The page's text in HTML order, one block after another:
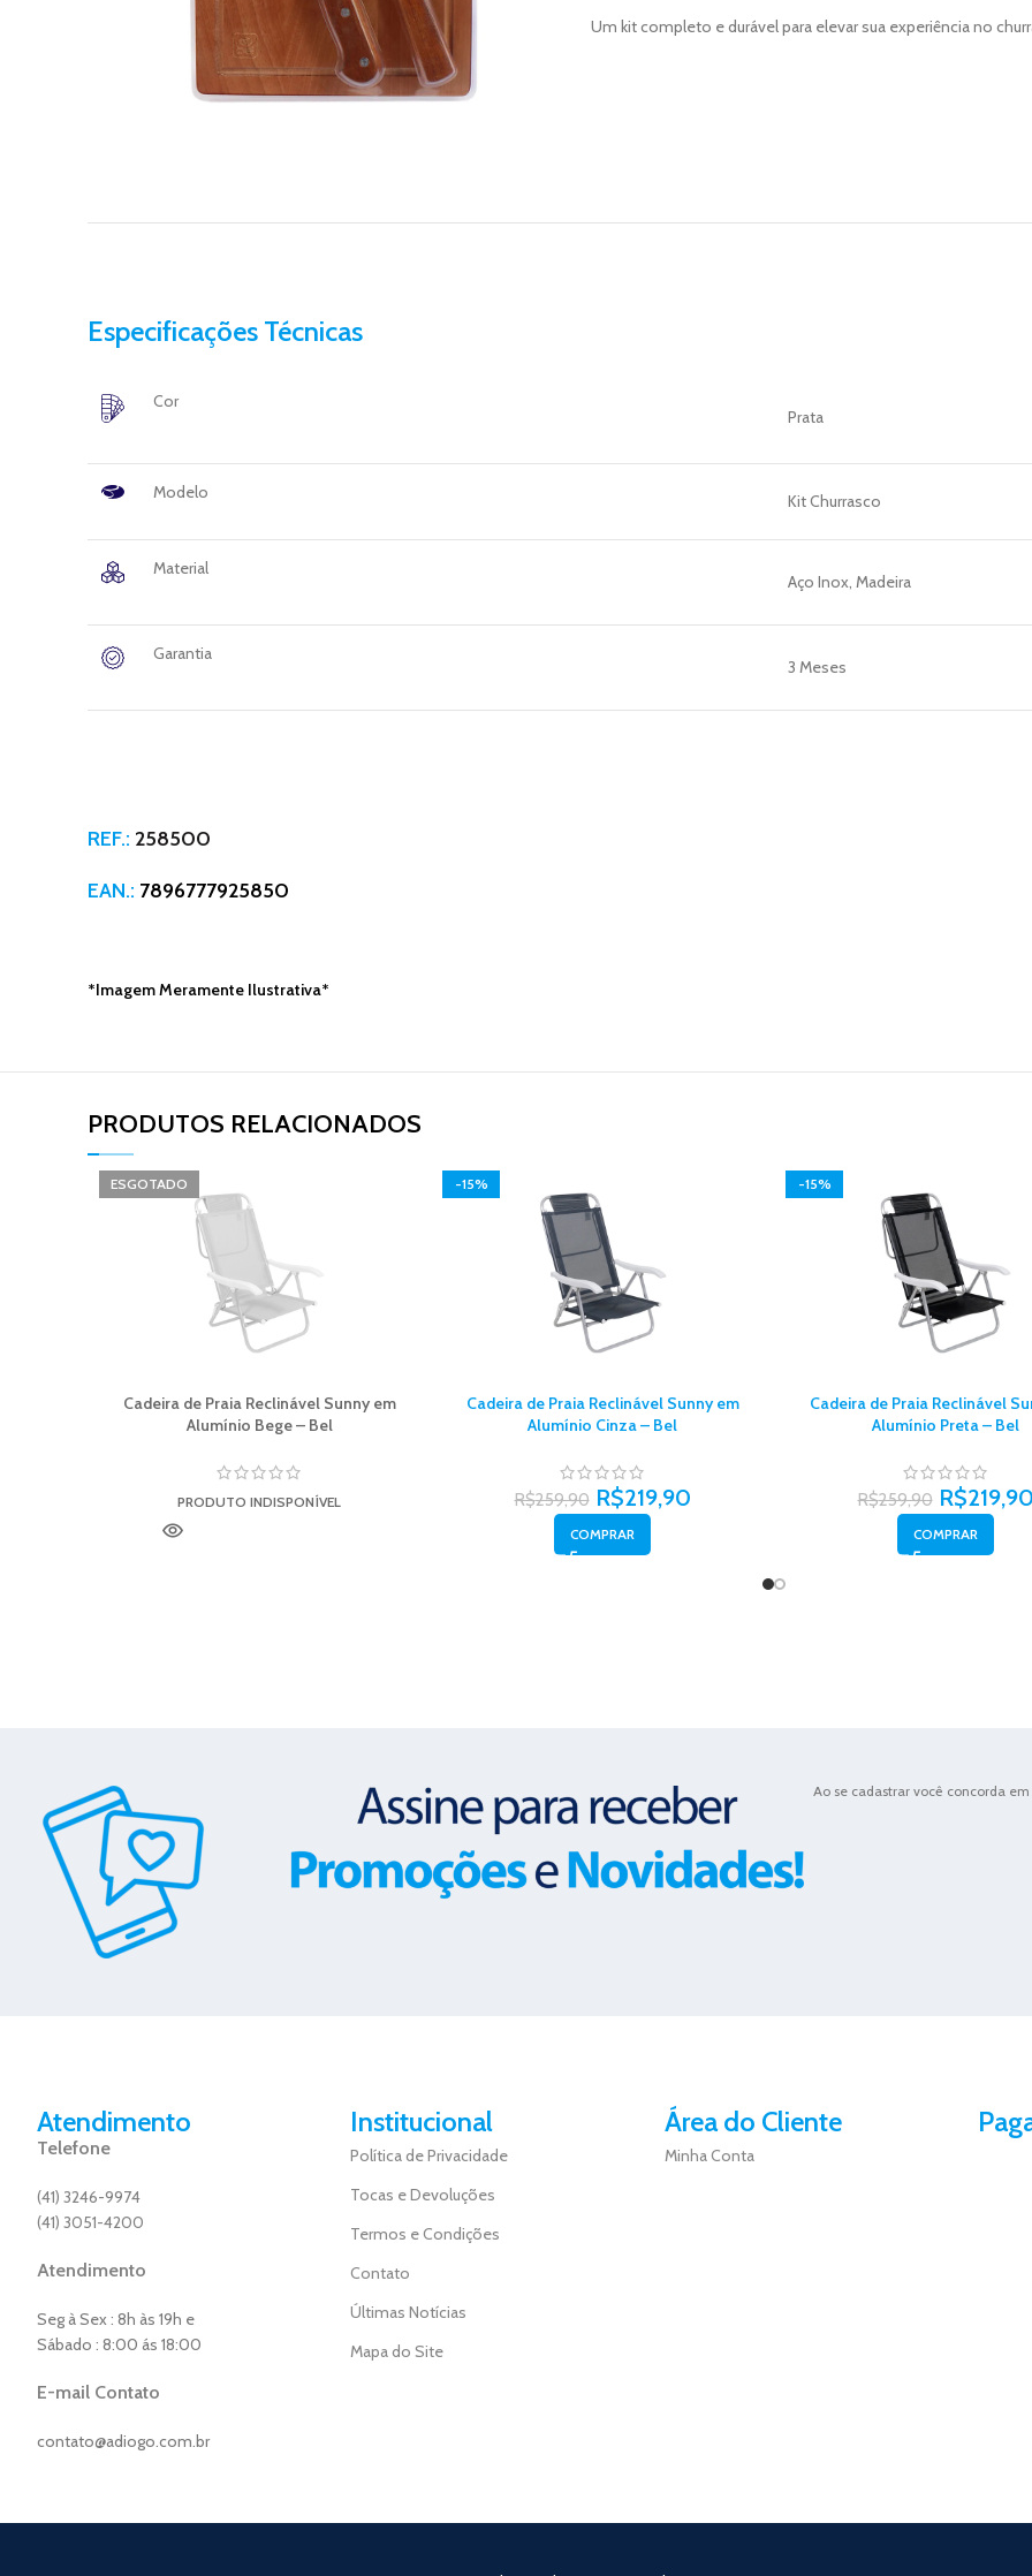
Um kit completo e durável para elevar sua experiência no
Especificações Técnicas
Cor
Prata
Modelo Kit Churrasco
Material
Aço Inox, Madeira
Garantia
3 Meses
REF.: 258500
EAN.: 7896777925850
*Imagem Meramente Ilustrativa*
PRODUTOS RELACIONADOS​
ESGOTADO
Cadeira de Praia Reclinável Sunny em
Alumínio Bege – Bel
PRODUTO INDISPONÍVEL
-15%
Cadeira de Praia Reclinável Sunny em
Alumínio Cinza – Bel
R$259,90 R$219,90
COMPRAR
-15%
Cadeira de Praia Reclinável
Alumínio Preta – Bel
R$259,90 R$219,90
COMPRAR
Ao se cadastrar você concorda
Atendimento
Telefone
(41) 3246-9974
(41) 3051-4200
Atendimento
Seg à Sex : 8h às 19h e
Sábado : 8:00 ás 18:00
E-mail Contato
contato@adiogo.com.br
Institucional
Política de Privacidade
Tocas e Devoluções
Termos e Condições
Contato
Últimas Notícias
Mapa do Site
Área do Cliente
Minha Conta